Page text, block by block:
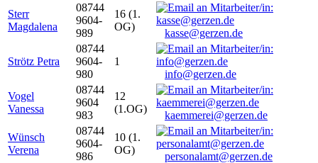
Sterr
Magdalena
08744
9604-
989
16 (1.
OG)
kasse@gerzen.de
Strötz Petra
08744
9604-
980
1
info@gerzen.de
Vogel
Vanessa
08744
9604
983
12
(1.OG)
kaemmerei@gerzen.de
Wünsch
Verena
08744
9604-
986
10 (1.
OG)
personalamt@gerzen.de